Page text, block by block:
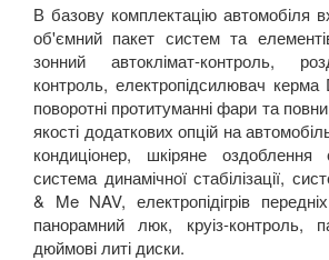
В базову комплектацію автомобіля
об'ємний пакет систем та
зонний автоклімат-контроль,
контроль, електропідсилювач керма
поворотні протитуманні фари та
якості додаткових опцій на
кондиціонер, шкіряне
система динамічної стабілізації,
& Me NAV, електропідігрів
панорамний люк, круіз-контроль,
дюймові литі диски.